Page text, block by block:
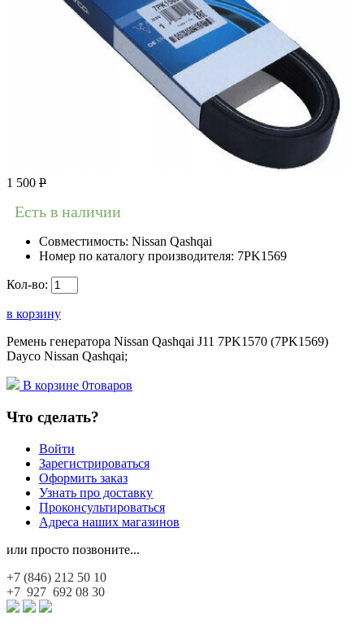
1 500 Р
Есть в наличии
Совместимость: Nissan Qashqai
Номер по каталогу производителя: 7PK1569
Кол-во:
в корзину
Ремень генератора Nissan Qashqai J11 7PK1570 (7PK1569)
Dayco Nissan Qashqai;
В корзине 0товаров
Что сделать?
Войти
Зарегистрироваться
Оформить заказ
Узнать про доставку
Проконсультироваться
Адреса наших магазинов
или просто позвоните...
+7 (846) 212 50 10
+7 927 692 08 30